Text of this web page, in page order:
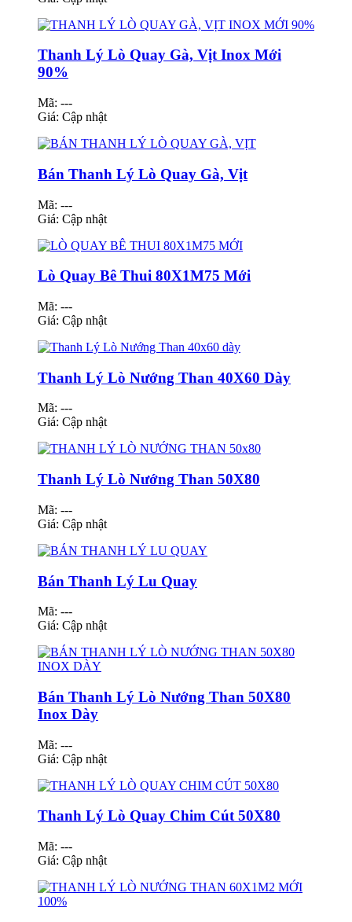
Thanh Lý Lò Quay Gà, Vịt Inox Mới
90%
Mã: ---
Giá: Cập nhật
Bán Thanh Lý Lò Quay Gà, Vịt
Mã: ---
Giá: Cập nhật
Lò Quay Bê Thui 80X1M75 Mới
Mã: ---
Giá: Cập nhật
Thanh Lý Lò Nướng Than 40X60 Dày
Mã: ---
Giá: Cập nhật
Thanh Lý Lò Nướng Than 50X80
Mã: ---
Giá: Cập nhật
Bán Thanh Lý Lu Quay
Mã: ---
Giá: Cập nhật
Bán Thanh Lý Lò Nướng Than 50X80
Inox Dày
Mã: ---
Giá: Cập nhật
Thanh Lý Lò Quay Chim Cút 50X80
Mã: ---
Giá: Cập nhật